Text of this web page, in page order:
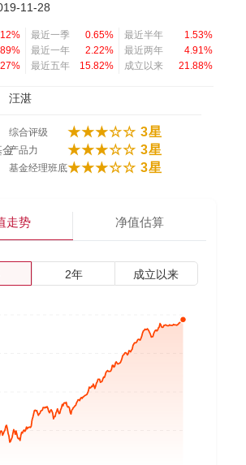
11-28
最近一季 0.65% 最近半年
1.53%
最近一年 2.22% 最近两年
4.91%
最近五年 15.82% 成立以来 21.88%
汪湛
金
综合评级 ★★★☆☆ 3星
产品力 ★★★☆☆ 3星
基金经理班底★★★☆☆ 3星
走势 净值估算
2年 成立以来